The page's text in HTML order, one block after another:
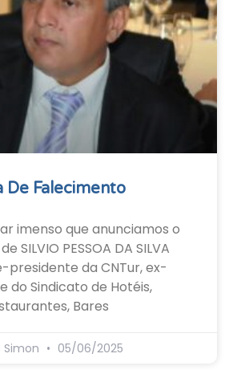
De Falecimento
imenso que anunciamos o
SILVIO PESSOA DA SILVA
presidente da CNTur, ex-
do Sindicato de Hotéis,
Bares
Simon 05/06/2025